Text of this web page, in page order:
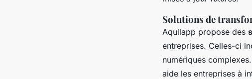
Solutions de
Aquilapp propose des
entreprises. Celles-ci
numériques
aide les entreprises à